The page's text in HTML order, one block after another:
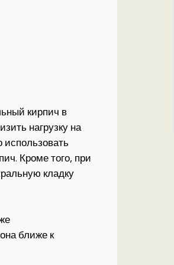
кирпич в
нагрузку на
Кроме того, при
кладку
ближе к